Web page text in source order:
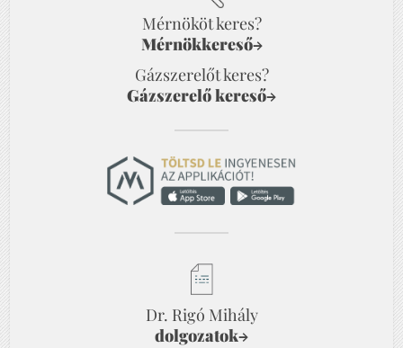
Mérnököt keres?
Mérnökkereső→
Gázszerelőt keres?
Gázszerelő kereső→
Dr. Rigó Mihály
dolgozatok→